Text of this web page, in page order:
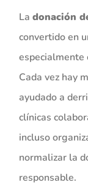
La donación
convertido en
especialmente
Cada vez hay
ayudado a
clínicas
incluso
normalizar la
responsable.